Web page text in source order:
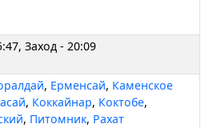
Заход - 20:09
, Ерменсай, Каменское
, Коккайнар, Коктобе,
, Питомник, Рахат